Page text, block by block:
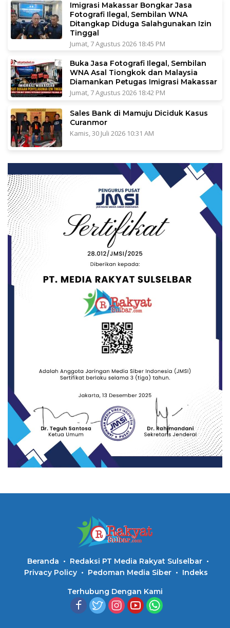
Imigrasi Makassar Bongkar Jasa
Fotografi Ilegal, Sembilan WNA
Ditangkap Diduga Salahgunakan Izin
Tinggal
Jumat, 7 Agustus 2026 18:45 PM
Buka Jasa Fotografi Ilegal, Sembilan
WNA Asal Tiongkok dan Malaysia
Diamankan Petugas Imigrasi Makassar
Jumat, 7 Agustus 2026 18:42 PM
Sales Bank di Mamuju Diciduk Kasus
Curanmor
Kamis, 30 Juli 2026 10:31 AM
Beranda
Redaksi PT Media Rakyat Sulselbar
Privacy Policy
Pedoman Media Siber Indeks
Terhubung Dengan Kami